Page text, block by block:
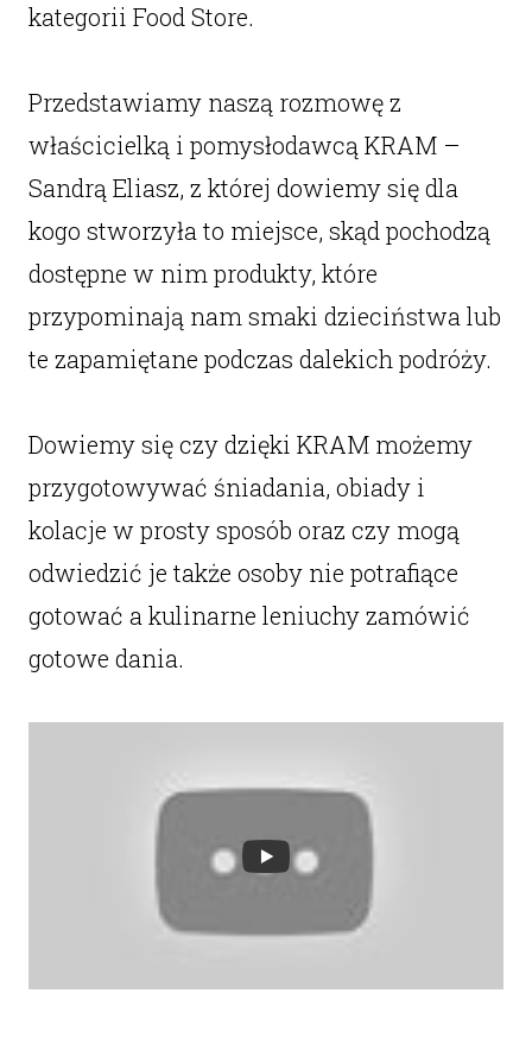
kategorii Food Store.
Przedstawiamy naszą rozmowę z
właścicielką i pomysłodawcą KRAM –
Sandrą Eliasz, z której dowiemy się dla
kogo stworzyła to miejsce, skąd pochodzą
dostępne w nim produkty, które
przypominają nam smaki dzieciństwa lub
te zapamiętane podczas dalekich podróży.
Dowiemy się czy dzięki KRAM możemy
przygotowywać śniadania, obiady i
kolacje w prosty sposób oraz czy mogą
odwiedzić je także osoby nie potrafiące
gotować a kulinarne leniuchy zamówić
gotowe dania.